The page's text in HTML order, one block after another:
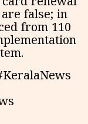
false; in
from 110